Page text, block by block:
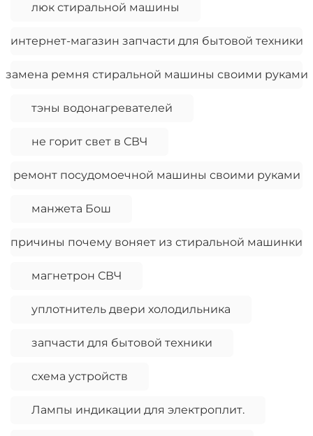
люк стиральной машины
интернет-магазин запчасти для бытовой техники
замена ремня стиральной машины своими руками
тэны водонагревателей
не горит свет в СВЧ
ремонт посудомоечной машины своими руками
манжета Бош
причины почему воняет из стиральной машинки
магнетрон СВЧ
уплотнитель двери холодильника
запчасти для бытовой техники
схема устройств
Лампы индикации для электроплит.